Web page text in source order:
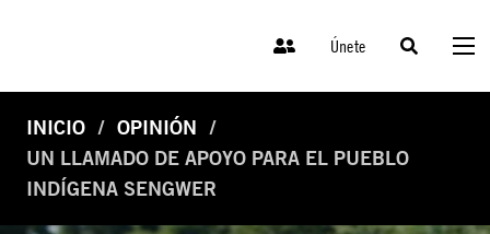
Únete
INICIO
OPINIÓN
UN LLAMADO DE APOYO PARA EL PUEBLO
INDÍGENA SENGWER